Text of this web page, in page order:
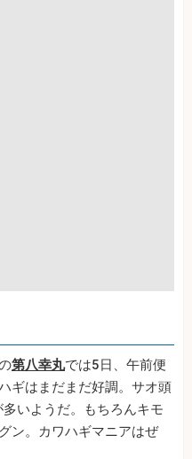
第八幸丸では5日、午前便
ギはまだまだ好調。サオ頭
いようだ。もちろんキモ
ン。カワハギマニアはぜ